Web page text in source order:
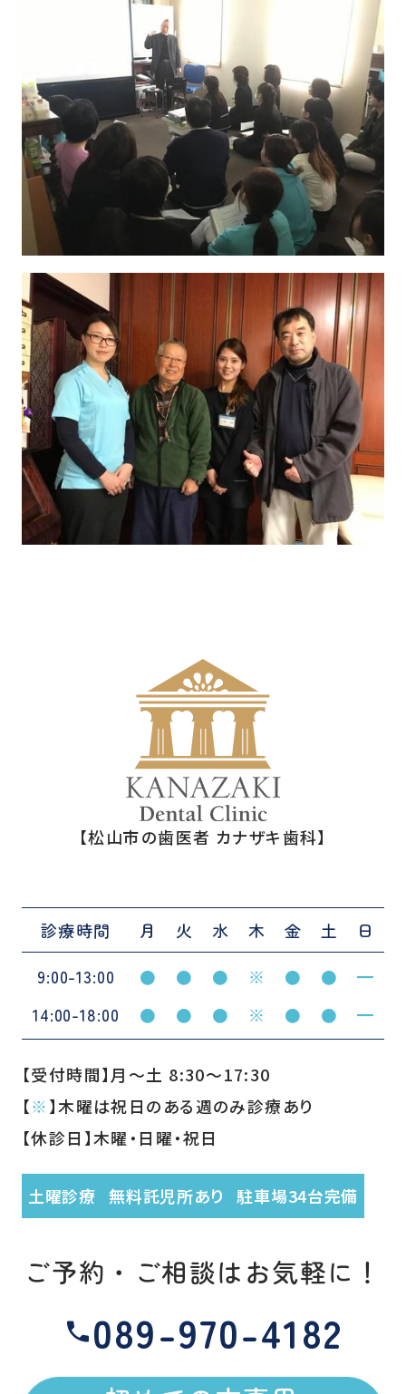
【松山市の歯医者 カナザキ歯科】
診療時間 月 火 水 木 金 土
日
9:00-13:00
● ● ● ※ ● ●
━
14:00-18:00
● ● ● ※ ● ● ━
【受付時間】月〜土 8:30〜17:30
【※】木曜は祝日のある週のみ診療あり
【休診日】木曜・日曜・祝日
土曜診療 無料託児所あり 駐車場34台完備
ご予約・ご相談はお気軽に！
089-970-4182